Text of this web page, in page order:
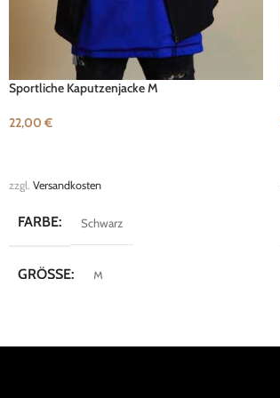
Sportliche Kaputzenjacke M
22,00 €
zzgl. Versandkosten
FARBE Schwarz
GRÖSSE M